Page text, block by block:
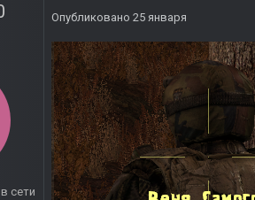
сети
Опубликовано 25 января